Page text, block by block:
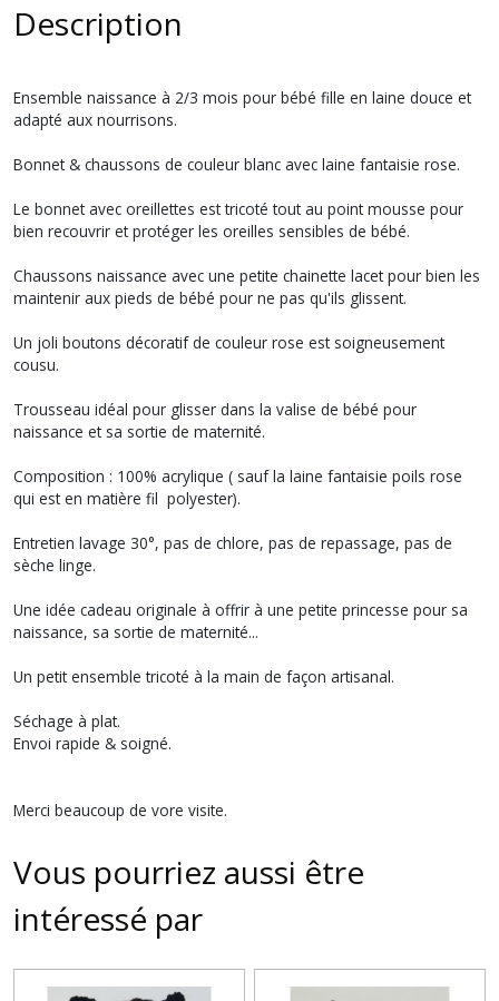
Description
Ensemble naissance à 2/3 mois pour bébé fille en laine douce et
adapté aux nourrisons.
Bonnet & chaussons de couleur blanc avec laine fantaisie rose.
Le bonnet avec oreillettes est tricoté tout au point mousse pour
bien recouvrir et protéger les oreilles sensibles de bébé.
Chaussons naissance avec une petite chainette lacet pour bien les
maintenir aux pieds de bébé pour ne pas qu'ils glissent.
Un joli boutons décoratif de couleur rose est soigneusement
cousu.
Trousseau idéal pour glisser dans la valise de bébé pour
naissance et sa sortie de maternité.
Composition : 100% acrylique ( sauf la laine fantaisie poils rose
qui est en matière fil polyester).
Entretien lavage 30°, pas de chlore, pas de repassage, pas de
sèche linge.
Une idée cadeau originale à offrir à une petite princesse pour sa
naissance, sa sortie de maternité...
Un petit ensemble tricoté à la main de façon artisanal.
Séchage à plat.
Envoi rapide & soigné.
Merci beaucoup de vore visite.
Vous pourriez aussi être
intéressé par